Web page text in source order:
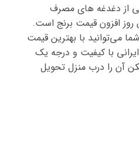
از دغدغه های مصرف
روز افزون قیمت برنج است.
می‌توانید با بهترین قیمت
با کیفیت و درجه یک
آن را درب منزل تحویل